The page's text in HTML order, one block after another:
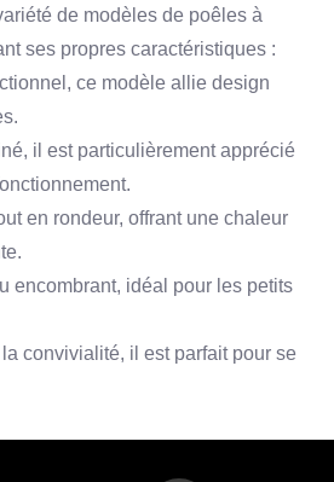
de modèles de poêles à
ses propres caractéristiques :
ce modèle allie design
il est particulièrement apprécié
en rondeur, offrant une chaleur
encombrant, idéal pour les petits
convivialité, il est parfait pour se